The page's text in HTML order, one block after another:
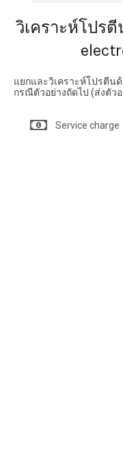
วิเคราะห์โปร
แยกและวิเคราะห์โปรตีน
กรณีตัวอย่างถัดไป (ส่งตัว
Service charge